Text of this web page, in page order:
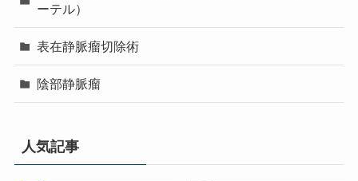
ーテル）
表在静脈瘤切除術
陰部静脈瘤
人気記事